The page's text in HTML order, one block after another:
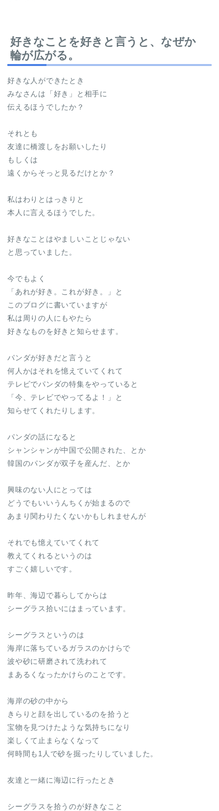
好きなことを好きと言うと、なぜか
輪が広がる。
好きな人ができたとき
みなさんは「好き」と相手に
伝えるほうでしたか？
それとも
友達に橋渡しをお願いしたり
もしくは
遠くからそっと見るだけとか？
私はわりとはっきりと
本人に言えるほうでした。
好きなことはやましいことじゃない
と思っていました。
今でもよく
「あれが好き。これが好き。」と
このブログに書いていますが
私は周りの人にもやたら
好きなものを好きと知らせます。
パンダが好きだと言うと
何人かはそれを憶えていてくれて
テレビでパンダの特集をやっていると
「今、テレビでやってるよ！」と
知らせてくれたりします。
パンダの話になると
シャンシャンが中国で公開された、とか
韓国のパンダが双子を産んだ、とか
興味のない人にとっては
どうでもいいうんちくが始まるので
あまり関わりたくないかもしれませんが
それでも憶えていてくれて
教えてくれるというのは
すごく嬉しいです。
昨年、海辺で暮らしてからは
シーグラス拾いにはまっています。
シーグラスというのは
海岸に落ちているガラスのかけらで
波や砂に研磨されて洗われて
まあるくなったかけらのことです。
海岸の砂の中から
きらりと顔を出しているのを拾うと
宝物を見つけたような気持ちになり
楽しくて止まらなくなって
何時間も1人で砂を掘ったりしていました。
友達と一緒に海辺に行ったとき
シーグラスを拾うのが好きなこと